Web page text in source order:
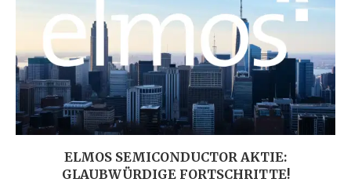
ELMOS SEMICONDUCTOR AKTIE:
GLAUBWÜRDIGE FORTSCHRITTE!